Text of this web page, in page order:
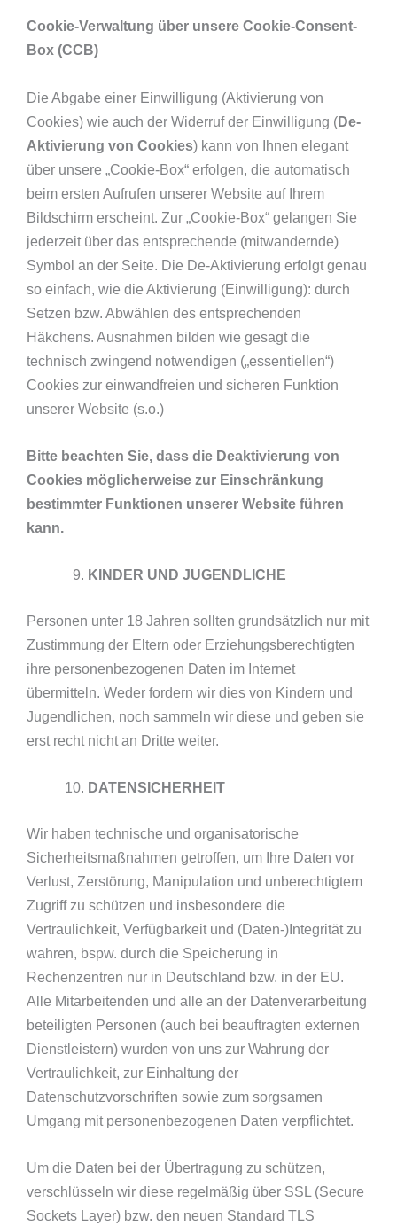
Cookie-Verwaltung über unsere Cookie-Consent-
Box (CCB)
Die Abgabe einer Einwilligung (Aktivierung von
Cookies) wie auch der Widerruf der Einwilligung (De-
Aktivierung von Cookies) kann von Ihnen elegant
über unsere „Cookie-Box“ erfolgen, die automatisch
beim ersten Aufrufen unserer Website auf Ihrem
Bildschirm erscheint. Zur „Cookie-Box“ gelangen Sie
jederzeit über das entsprechende (mitwandernde)
Symbol an der Seite. Die De-Aktivierung erfolgt genau
so einfach, wie die Aktivierung (Einwilligung): durch
Setzen bzw. Abwählen des entsprechenden
Häkchens. Ausnahmen bilden wie gesagt die
technisch zwingend notwendigen („essentiellen“)
Cookies zur einwandfreien und sicheren Funktion
unserer Website (s.o.)
Bitte beachten Sie, dass die Deaktivierung von
Cookies möglicherweise zur Einschränkung
bestimmter Funktionen unserer Website führen
kann.
KINDER UND JUGENDLICHE
Personen unter 18 Jahren sollten grundsätzlich nur mit
Zustimmung der Eltern oder Erziehungsberechtigten
ihre personenbezogenen Daten im Internet
übermitteln. Weder fordern wir dies von Kindern und
Jugendlichen, noch sammeln wir diese und geben sie
erst recht nicht an Dritte weiter.
DATENSICHERHEIT
Wir haben technische und organisatorische
Sicherheitsmaßnahmen getroffen, um Ihre Daten vor
Verlust, Zerstörung, Manipulation und unberechtigtem
Zugriff zu schützen und insbesondere die
Vertraulichkeit, Verfügbarkeit und (Daten-)Integrität zu
wahren, bspw. durch die Speicherung in
Rechenzentren nur in Deutschland bzw. in der EU.
Alle Mitarbeitenden und alle an der Datenverarbeitung
beteiligten Personen (auch bei beauftragten externen
Dienstleistern) wurden von uns zur Wahrung der
Vertraulichkeit, zur Einhaltung der
Datenschutzvorschriften sowie zum sorgsamen
Umgang mit personenbezogenen Daten verpflichtet.
Um die Daten bei der Übertragung zu schützen,
verschlüsseln wir diese regelmäßig über SSL (Secure
Sockets Layer) bzw. den neuen Standard TLS